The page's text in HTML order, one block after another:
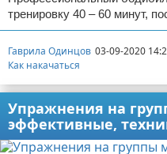
тренировку 40 – 60 минут,
Гаврила Одинцов 03-09-2020
Как накачаться
Упражнения на
эффективные,